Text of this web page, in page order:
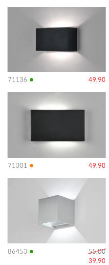
71136 • 49,90
Info
71301 • 49,90
Info
86453 •
55,00
39,90
Info